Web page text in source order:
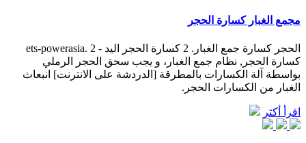
مجمع الغبار كسارة الحجر
الحجر كسارة جمع الغبار. 2 كسارة الحجر اليد - ets-powerasia. 2
كسارة الحجر, نظام جمع الغبار، و يجب سحق الحجر الرملي
بواسطة آلة الكسارات بالمطرقة [الدردشة على الانترنت] انبعاث
الغبار من الكسارات الحجر.
اقرأ أكثر